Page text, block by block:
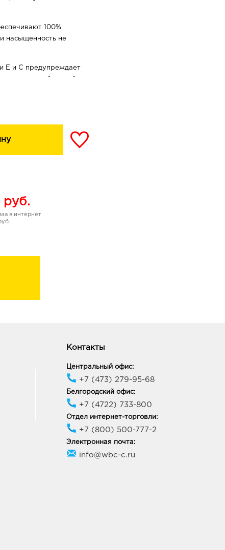
100%
насыщенность не
Е и С предупреждает
Чехия
руб.
в интернет
Контакты
Центральный офис:
+7 (473) 279-95-68
Белгородский офис:
+7 (4722) 733-800
Отдел интернет-торговли:
+7 (800) 500-777-2
Электронная почта:
info@wbc-c.ru